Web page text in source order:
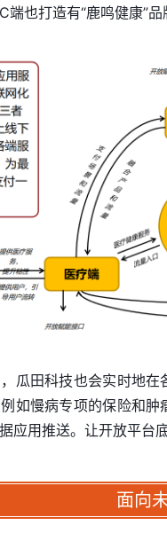
也打造有“鹿鸣健康”品
瓜田科技也会实时地
如慢病专项的保险和
应用推送。让开放平台
面向